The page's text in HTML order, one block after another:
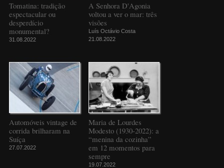
Tomatina: tradição
espectacular ou
desperdício
monumental?
31.08.2022
A Senhora D'Agonia
voltou a ver o mar: três
visões
Luís Octávio Costa
21.08.2022
Automóveis vintage de
corrida brilharam na
Suíça
27.07.2022
Maria de Lourdes
Modesto (1930-2022): a
“menina da cozinha”
em 12 momentos para
sempre
19.07.2022